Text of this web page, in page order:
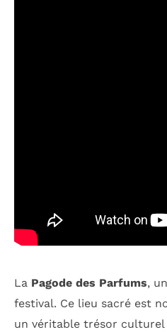
La Pagode des Parfums,
festival. Ce lieu sacré est
un véritable trésor